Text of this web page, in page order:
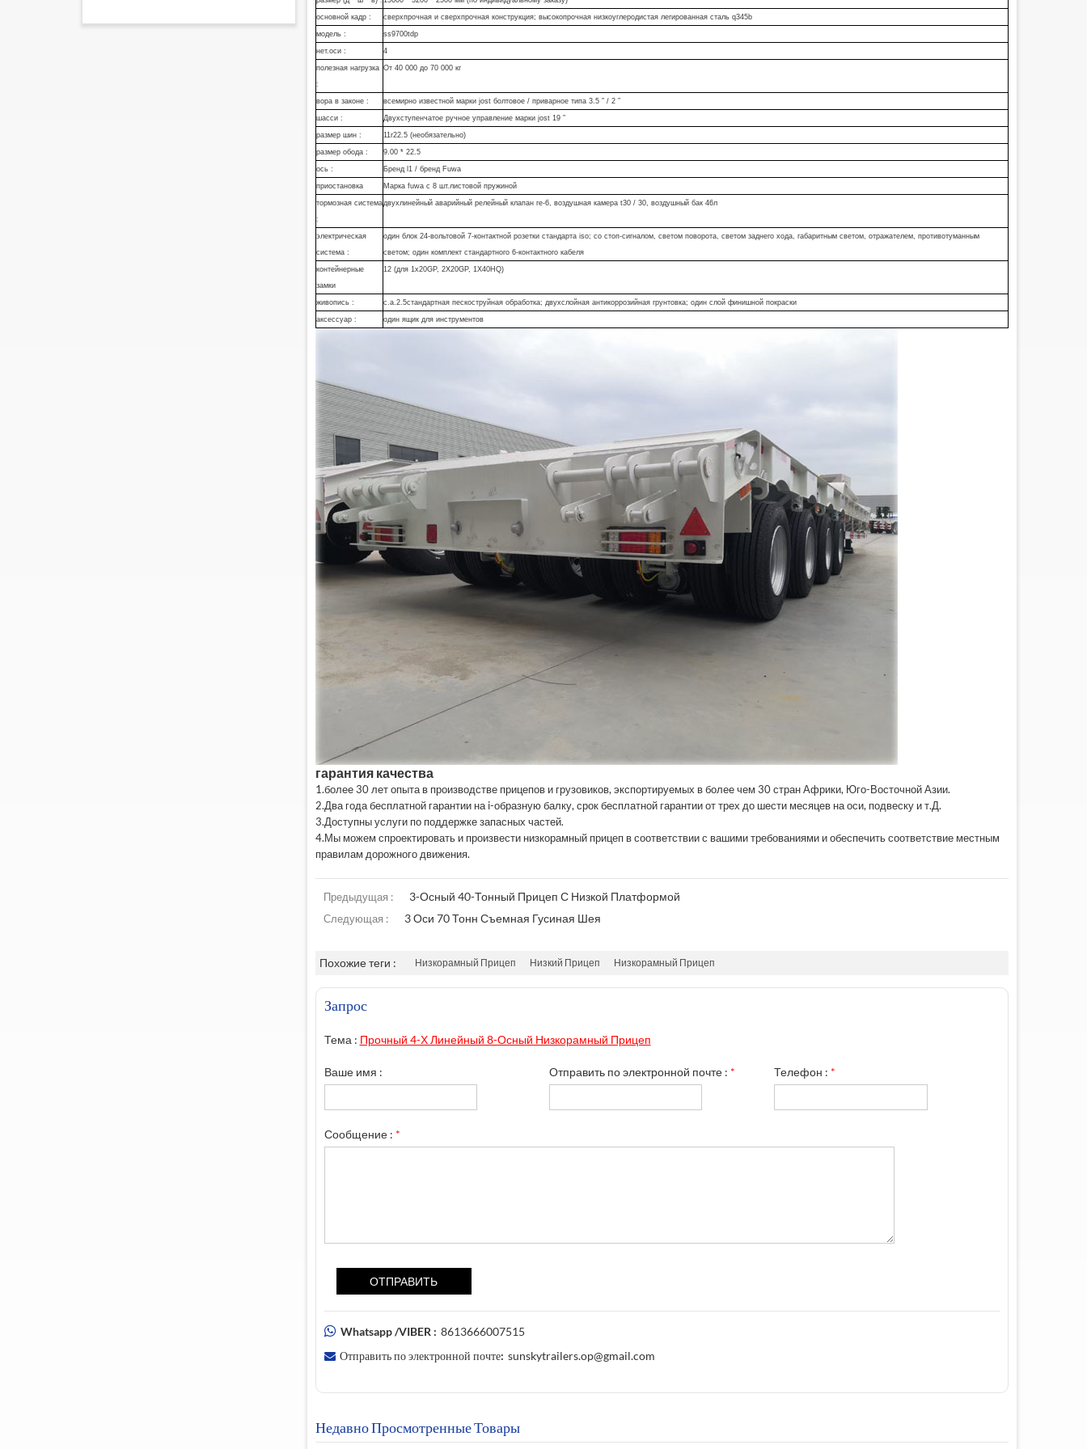
явля...
основной кадр : сверхпрочная и сверхпрочная конструкция; высокопрочная низкоуглеродистая легированная сталь q345b
модель : ss9700tdp
нет.оси : 4
полезная нагрузка
:
От 40 000 до 70 000 кг
вора в законе : всемирно известной марки jost болтовое / приварное типа 3.5 ” / 2 ”
шасси : Двухступенчатое ручное управление марки jost 19 ”
размер шин : 11r22.5 (необязательно)
размер обода : 9.00 * 22.5
ось : Бренд l1 / бренд Fuwa
приостановка Марка fuwa с 8 шт.листовой пружиной
тормозная система
:
двухлинейный аварийный релейный клапан re-6, воздушная камера t30 / 30, воздушный бак 46л
электрическая
система :
один блок 24-вольтовой 7-контактной розетки стандарта iso; со стоп-сигналом, светом поворота, светом заднего хода, габаритным светом, отражателем, противотуманным
светом; один комплект стандартного 6-контактного кабеля
контейнерные
замки
12 (для 1x20GP, 2X20GP, 1X40HQ)
живопись : с.а.2.5стандартная пескоструйная обработка; двухслойная антикоррозийная грунтовка; один слой финишной покраски
аксессуар : один ящик для инструментов
гарантия качества
1.более 30 лет опыта в производстве прицепов и грузовиков, экспортируемых в более чем 30 стран Африки, Юго-Восточной Азии.
2.Два года бесплатной гарантии на i-образную балку, срок бесплатной гарантии от трех до шести месяцев на оси, подвеску и т.Д.
3.Доступны услуги по поддержке запасных частей.
4.Мы можем спроектировать и произвести низкорамный прицеп в соответствии с вашими требованиями и обеспечить соответствие местным
правилам дорожного движения.
Предыдущая : 3-Осный 40-Тонный Прицеп С Низкой Платформой
Следующая : 3 Оси 70 Тонн Съемная Гусиная Шея
Похожие теги : Низкорамный Прицеп Низкий Прицеп Низкорамный Прицеп
Запрос
Тема : Прочный 4-Х Линейный 8-Осный Низкорамный Прицеп
Ваше имя : Отправить по электронной почте : * Телефон : *
Сообщение : *
Whatsapp /VIBER : 8613666007515
Отправить по электронной почте: sunskytrailers.op@gmail.com
Недавно Просмотренные Товары